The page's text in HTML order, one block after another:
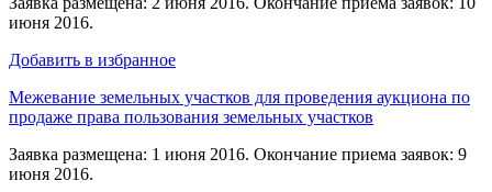
июня 2016.
Добавить в избранное
Межевание земельных участков для проведения аукциона по
продаже права пользования земельных участков
Заявка размещена: 1 июня 2016. Окончание приема заявок: 9
июня 2016.